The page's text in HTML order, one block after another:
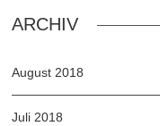
ARCHIV
August 2018
Juli 2018